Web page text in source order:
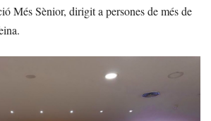
Més Sènior, dirigit a persones de més de